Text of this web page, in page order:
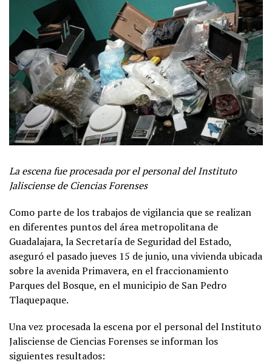
La escena fue procesada por el personal del Instituto
Jalisciense de Ciencias Forenses
Como parte de los trabajos de vigilancia que se realizan
en diferentes puntos del área metropolitana de
Guadalajara, la Secretaría de Seguridad del Estado,
aseguró el pasado jueves 15 de junio, una vivienda ubicada
sobre la avenida Primavera, en el fraccionamiento
Parques del Bosque, en el municipio de San Pedro
Tlaquepaque.
Una vez procesada la escena por el personal del Instituto
Jalisciense de Ciencias Forenses se informan los
siguientes resultados: